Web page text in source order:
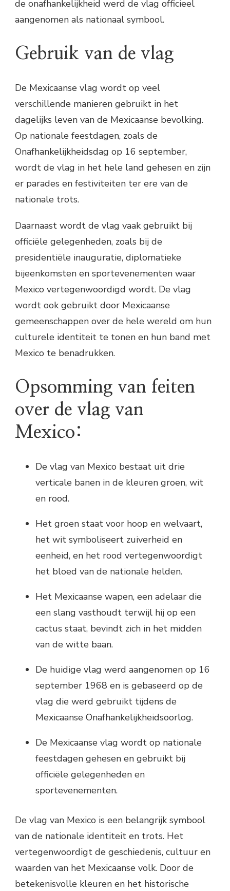
de onafhankelijkheid werd de vlag officieel
aangenomen als nationaal symbool.
Gebruik van de vlag
De Mexicaanse vlag wordt op veel
verschillende manieren gebruikt in het
dagelijks leven van de Mexicaanse bevolking.
Op nationale feestdagen, zoals de
Onafhankelijkheidsdag op 16 september,
wordt de vlag in het hele land gehesen en zijn
er parades en festiviteiten ter ere van de
nationale trots.
Daarnaast wordt de vlag vaak gebruikt bij
officiële gelegenheden, zoals bij de
presidentiële inauguratie, diplomatieke
bijeenkomsten en sportevenementen waar
Mexico vertegenwoordigd wordt. De vlag
wordt ook gebruikt door Mexicaanse
gemeenschappen over de hele wereld om hun
culturele identiteit te tonen en hun band met
Mexico te benadrukken.
Opsomming van feiten
over de vlag van
Mexico:
De vlag van Mexico bestaat uit drie
verticale banen in de kleuren groen, wit
en rood.
Het groen staat voor hoop en welvaart,
het wit symboliseert zuiverheid en
eenheid, en het rood vertegenwoordigt
het bloed van de nationale helden.
Het Mexicaanse wapen, een adelaar die
een slang vasthoudt terwijl hij op een
cactus staat, bevindt zich in het midden
van de witte baan.
De huidige vlag werd aangenomen op 16
september 1968 en is gebaseerd op de
vlag die werd gebruikt tijdens de
Mexicaanse Onafhankelijkheidsoorlog.
De Mexicaanse vlag wordt op nationale
feestdagen gehesen en gebruikt bij
officiële gelegenheden en
sportevenementen.
De vlag van Mexico is een belangrijk symbool
van de nationale identiteit en trots. Het
vertegenwoordigt de geschiedenis, cultuur en
waarden van het Mexicaanse volk. Door de
betekenisvolle kleuren en het historische